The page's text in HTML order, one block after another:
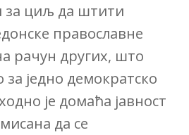
за циљ да штити
православне
рачун других, што
за једно демократско
је домаћа јавност
да се